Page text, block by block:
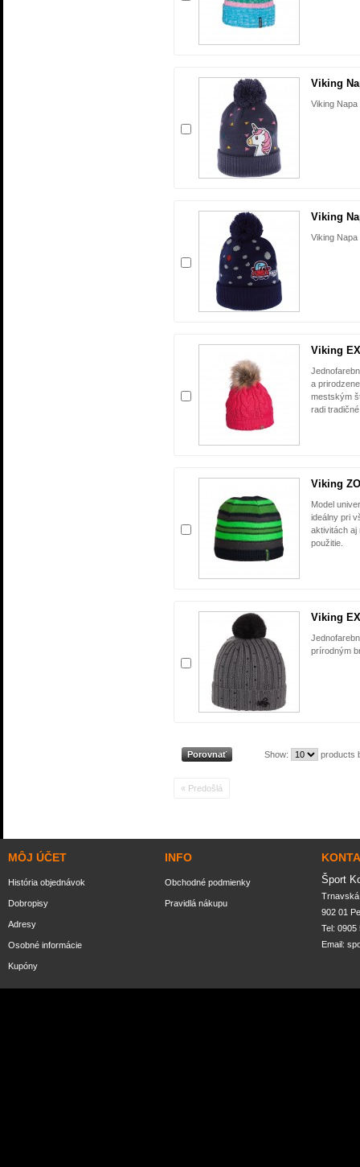
Viking
Viking
Viking
Viking
Viking
a
mestským
radi
Viking
Model
ideálny pri
aktivitách aj
použitie.
Viking
prírodným
Show: products
« Predošlá
MÔJ ÚČET
História objednávok
Dobropisy
Adresy
Osobné informácie
Kupóny
INFO
Obchodné podmienky
Pravidlá nákupu
Šport
902 01
Tel: 0905
Email: